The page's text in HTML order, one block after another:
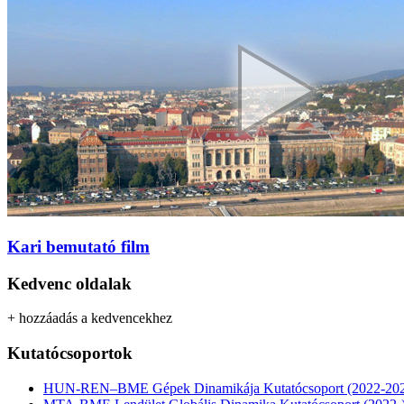
Kari bemutató film
Kedvenc oldalak
+ hozzáadás a kedvencekhez
Kutatócsoportok
HUN-REN–BME Gépek Dinamikája Kutatócsoport (2022-